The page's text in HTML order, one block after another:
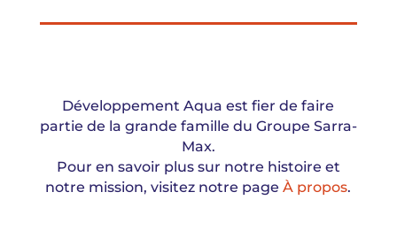
Développement Aqua est fier de faire
partie de la grande famille du Groupe Sarra-
Max.
Pour en savoir plus sur notre histoire et
notre mission, visitez notre pageÀ propos.